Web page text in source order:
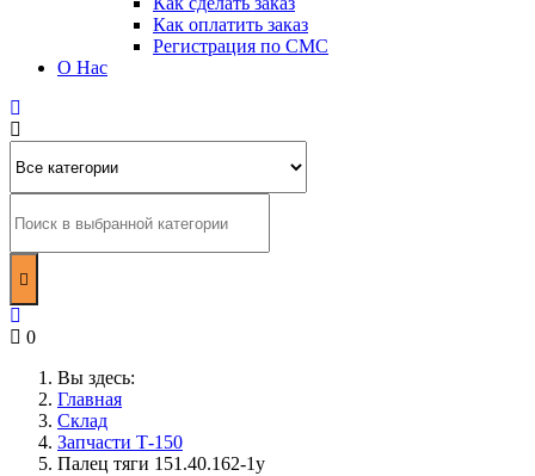
Как оплатить заказ
Регистрация по СМС
О Нас
0
Вы здесь:
Главная
Склад
Запчасти Т-150
Палец тяги 151.40.162-1у